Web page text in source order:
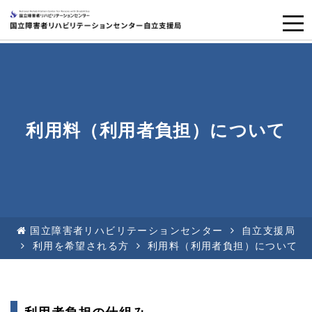
利用料（利用者負担）について
国立障害者リハビリテーションセンター
自立支援局
利用を希望される方
利用料（利用者負担）について